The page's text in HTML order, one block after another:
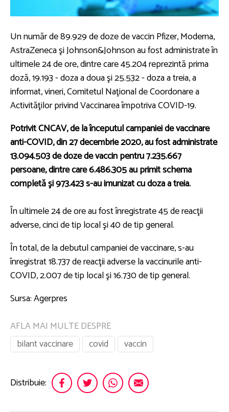
Un număr de 89.929 de doze de vaccin Pfizer, Moderna,
AstraZeneca şi Johnson&Johnson au fost administrate în
ultimele 24 de ore, dintre care 45.204 reprezintă prima
doză, 19.193 - doza a doua şi 25.532 - doza a treia, a
informat, vineri, Comitetul Naţional de Coordonare a
Activităţilor privind Vaccinarea împotriva COVID-19.
Potrivit CNCAV, de la începutul campaniei de vaccinare
anti-COVID, din 27 decembrie 2020, au fost administrate
13.094.503 de doze de vaccin pentru 7.235.667
persoane, dintre care 6.486.305 au primit schema
completă şi 973.423 s-au imunizat cu doza a treia.
În ultimele 24 de ore au fost înregistrate 45 de reacţii
adverse, cinci de tip local şi 40 de tip general.
În total, de la debutul campaniei de vaccinare, s-au
înregistrat 18.737 de reacţii adverse la vaccinurile anti-
COVID, 2.007 de tip local şi 16.730 de tip general.
Sursa: Agerpres
AFLA MAI MULTE DESPRE
bilant vaccinare
covid vaccin
Distribuie: